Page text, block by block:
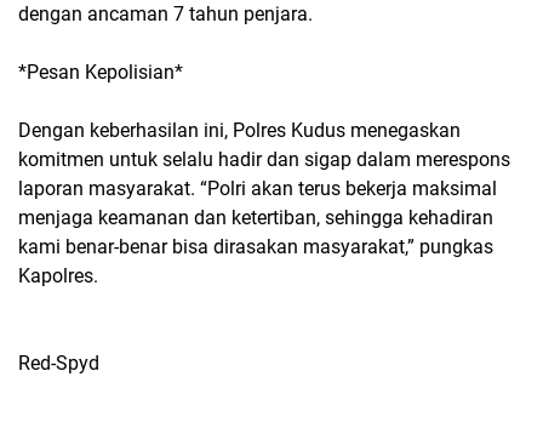
dengan ancaman 7 tahun penjara.
*Pesan Kepolisian*
Dengan keberhasilan ini, Polres Kudus menegaskan
komitmen untuk selalu hadir dan sigap dalam merespons
laporan masyarakat. “Polri akan terus bekerja maksimal
menjaga keamanan dan ketertiban, sehingga kehadiran
kami benar-benar bisa dirasakan masyarakat,” pungkas
Kapolres.
Red-Spyd